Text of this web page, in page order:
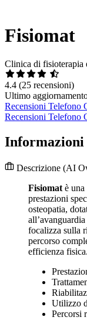
Fisiomat
Clinica di
4.4 (25 recensioni)
Ultimo
Recensioni Telefono
Recensioni Telefono
Descrizione (AI
Fisiomat è una
prestazioni
osteopatia,
focalizza sulla
percorso
efficienza fisica.
Utilizzo
Percorsi